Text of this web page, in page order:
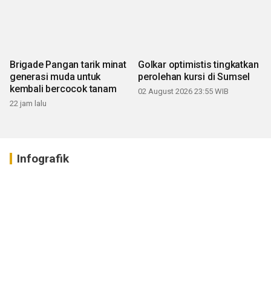
Brigade Pangan tarik minat
generasi muda untuk
kembali bercocok tanam
22 jam lalu
Golkar optimistis tingkatkan
perolehan kursi di Sumsel
02 August 2026 23:55 WIB
Infografik